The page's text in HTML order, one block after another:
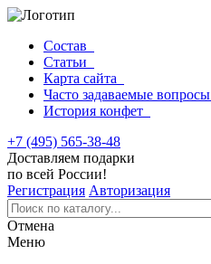
Состав
Статьи
Карта сайта
Часто задаваемые вопросы
История конфет
+7 (495) 565-38-48
Доставляем подарки
по всей России!
Регистрация Авторизация
Отмена
Меню